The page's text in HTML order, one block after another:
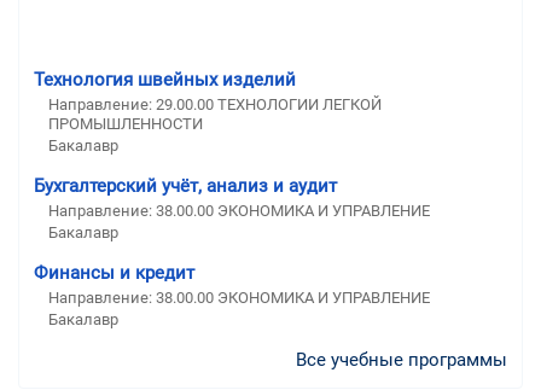
Технология швейных изделий
Направление: 29.00.00 ТЕХНОЛОГИИ ЛЕГКОЙ
ПРОМЫШЛЕННОСТИ
Бакалавр
Бухгалтерский учёт, анализ и аудит
Направление: 38.00.00 ЭКОНОМИКА И УПРАВЛЕНИЕ
Бакалавр
Финансы и кредит
Направление: 38.00.00 ЭКОНОМИКА И УПРАВЛЕНИЕ
Бакалавр
Все учебные программы